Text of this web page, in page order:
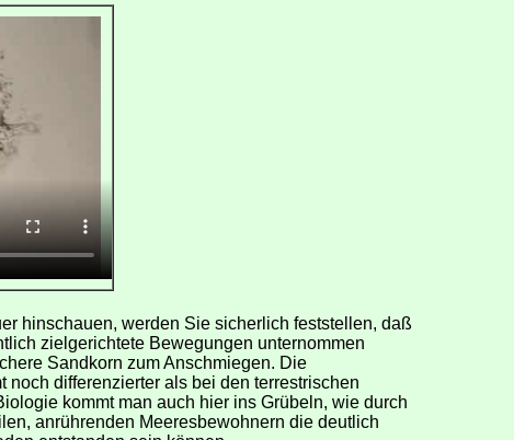
hinschauen, werden Sie sicherlich feststellen, daß
zielgerichtete Bewegungen unternommen
Sandkorn zum Anschmiegen. Die
noch differenzierter als bei den terrestrischen
kommt man auch hier ins Grübeln, wie durch
anrührenden Meeresbewohnern die deutlich